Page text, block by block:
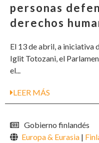
personas
derechos
El 13 de abril, a iniciativa
Iglit Totozani, el
el...
LEER MÁS
Gobierno finlandés
Europa & Eurasia |